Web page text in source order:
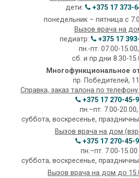
дети:
+375 17 373-
понедельник – пятница с
Вызов врача на
педиатр:
+375 17
пн.-пт. 07.00-15.00,
сб. и пр.дни 8.30-
Многофункциональное
пр. Победителей,
Справка, заказ талона по
+375 17 270-45-
пн.–пт. 7.00-20.00,
суббота, воскресенье,
Вызов врача на дом
+375 17 270-45-
пн.–пт. 7.00-15.00
суббота, воскресенье,
Вызов врача на дом до